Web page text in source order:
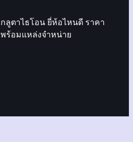
กลูตาไธโอน ยี่ห้อไหนดี ราคา
พร้อมแหล่งจำหน่าย